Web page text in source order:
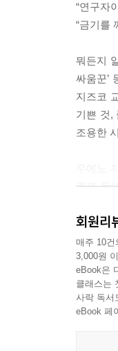
“연구자
“금기를
뭐든지
싸움꾼’
지즈코
기쁜 것,
조용한
주제 등
옮긴이
모습까
귀중한
나의 공
회원리
매주 10건
3,000원
eBook은
클래스는
사락 독서
eBook 페